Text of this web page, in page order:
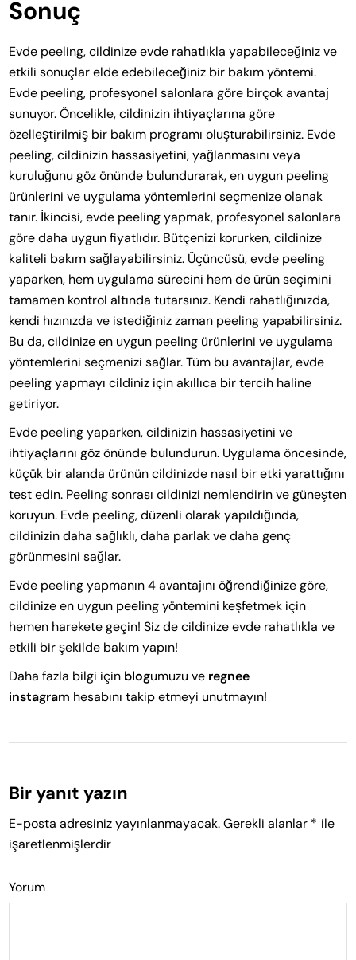
Sonuç
Evde peeling, cildinize evde rahatlıkla yapabileceğiniz ve
etkili sonuçlar elde edebileceğiniz bir bakım yöntemi.
Evde peeling, profesyonel salonlara göre birçok avantaj
sunuyor. Öncelikle, cildinizin ihtiyaçlarına göre
özelleştirilmiş bir bakım programı oluşturabilirsiniz. Evde
peeling, cildinizin hassasiyetini, yağlanmasını veya
kuruluğunu göz önünde bulundurarak, en uygun peeling
ürünlerini ve uygulama yöntemlerini seçmenize olanak
tanır. İkincisi, evde peeling yapmak, profesyonel salonlara
göre daha uygun fiyatlıdır. Bütçenizi korurken, cildinize
kaliteli bakım sağlayabilirsiniz. Üçüncüsü, evde peeling
yaparken, hem uygulama sürecini hem de ürün seçimini
tamamen kontrol altında tutarsınız. Kendi rahatlığınızda,
kendi hızınızda ve istediğiniz zaman peeling yapabilirsiniz.
Bu da, cildinize en uygun peeling ürünlerini ve uygulama
yöntemlerini seçmenizi sağlar. Tüm bu avantajlar, evde
peeling yapmayı cildiniz için akıllıca bir tercih haline
getiriyor.
Evde peeling yaparken, cildinizin hassasiyetini ve
ihtiyaçlarını göz önünde bulundurun. Uygulama öncesinde,
küçük bir alanda ürünün cildinizde nasıl bir etki yarattığını
test edin. Peeling sonrası cildinizi nemlendirin ve güneşten
koruyun. Evde peeling, düzenli olarak yapıldığında,
cildinizin daha sağlıklı, daha parlak ve daha genç
görünmesini sağlar.
Evde peeling yapmanın 4 avantajını öğrendiğinize göre,
cildinize en uygun peeling yöntemini keşfetmek için
hemen harekete geçin! Siz de cildinize evde rahatlıkla ve
etkili bir şekilde bakım yapın!
Daha fazla bilgi için blogumuzu ve regnee
instagram hesabını takip etmeyi unutmayın!
Bir yanıt yazın
E-posta adresiniz yayınlanmayacak. Gerekli alanlar * ile
işaretlenmişlerdir
Yorum